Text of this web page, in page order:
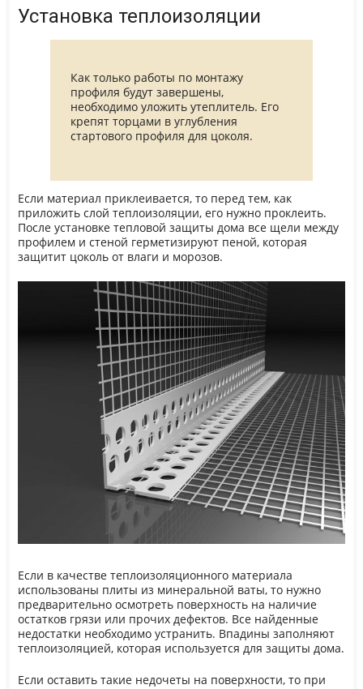
Установка теплоизоляции
Как только работы по монтажу
профиля будут завершены,
необходимо уложить утеплитель. Его
крепят торцами в углубления
стартового профиля для цоколя.
Если материал приклеивается, то перед тем, как
приложить слой теплоизоляции, его нужно проклеить.
После установке тепловой защиты дома все щели между
профилем и стеной герметизируют пеной, которая
защитит цоколь от влаги и морозов.
Если в качестве теплоизоляционного материала
использованы плиты из минеральной ваты, то нужно
предварительно осмотреть поверхность на наличие
остатков грязи или прочих дефектов. Все найденные
недостатки необходимо устранить. Впадины заполняют
теплоизоляцией, которая используется для защиты дома.
Если оставить такие недочеты на поверхности, то при